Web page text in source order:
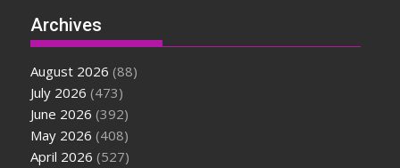
Archives
August 2026 (88)
July 2026 (473)
June 2026 (392)
May 2026 (408)
April 2026 (527)